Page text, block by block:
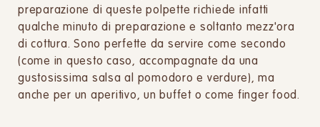
preparazione di queste polpette richiede infatti
qualche minuto di preparazione e soltanto mezz'ora
di cottura. Sono perfette da servire come secondo
(come in questo caso, accompagnate da una
gustosissima salsa al pomodoro e verdure), ma
anche per un aperitivo, un buffet o come finger food.